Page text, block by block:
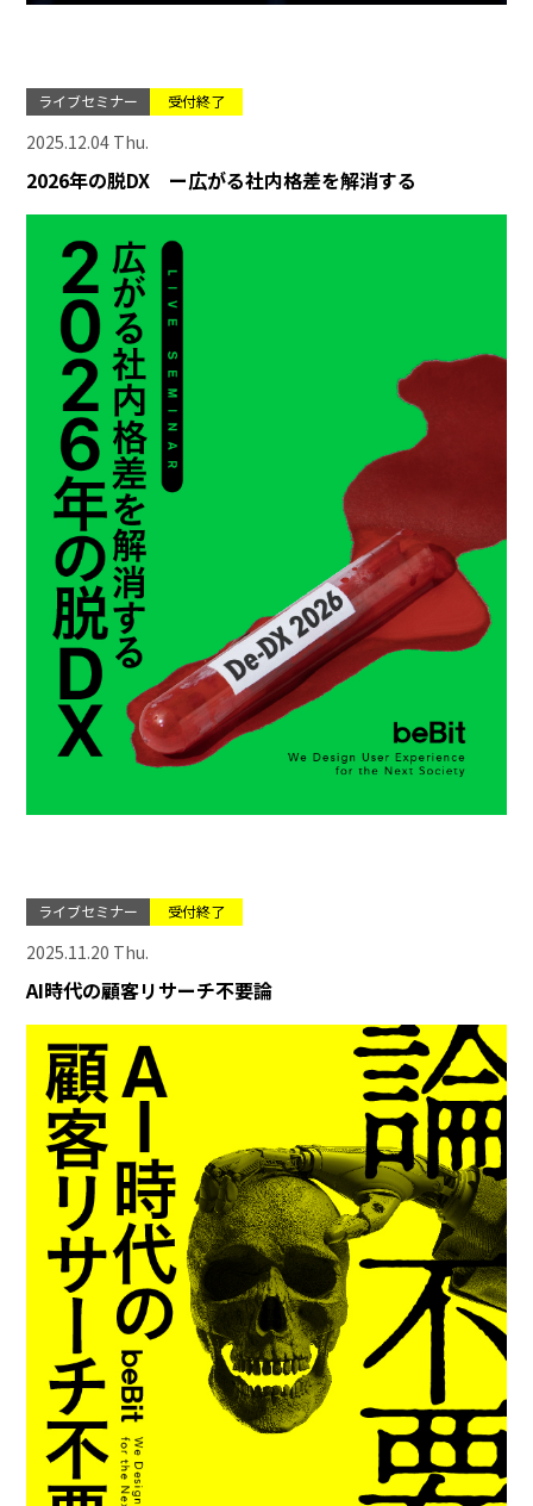
ライブセミナー 受付終了
2025.12.04 Thu.
2026年の脱DX ー広がる社内格差を解消する
ライブセミナー 受付終了
2025.11.20 Thu.
AI時代の顧客リサーチ不要論